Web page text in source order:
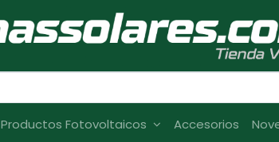
Productos Fotovoltaicos Accesorios